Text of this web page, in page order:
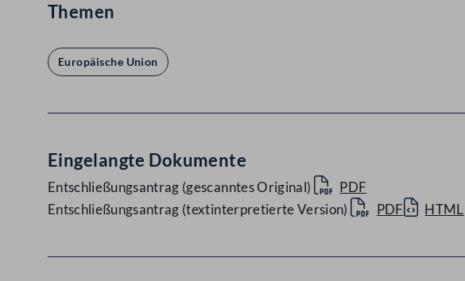
Themen
Europäische Union
Eingelangte Dokumente
Entschließungsantrag (gescanntes Original)
PDF
Entschließungsantrag (textinterpretierte Version)
PDF HTML